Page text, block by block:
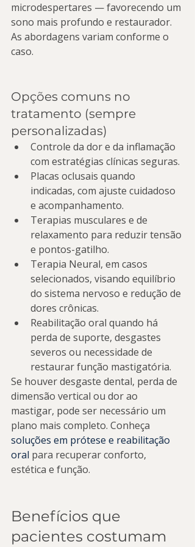
microdespertares — favorecendo um
sono mais profundo e restaurador.
As abordagens variam conforme o
caso.
Opções comuns no
tratamento (sempre
personalizadas)
Controle da dor e da inflamação
com estratégias clínicas seguras.
Placas oclusais quando
indicadas, com ajuste cuidadoso
e acompanhamento.
Terapias musculares e de
relaxamento para reduzir tensão
e pontos-gatilho.
Terapia Neural, em casos
selecionados, visando equilíbrio
do sistema nervoso e redução de
dores crônicas.
Reabilitação oral quando há
perda de suporte, desgastes
severos ou necessidade de
restaurar função mastigatória.
Se houver desgaste dental, perda de
dimensão vertical ou dor ao
mastigar, pode ser necessário um
plano mais completo. Conheça
soluções em prótese e reabilitação
oral para recuperar conforto,
estética e função.
Benefícios que
pacientes costumam